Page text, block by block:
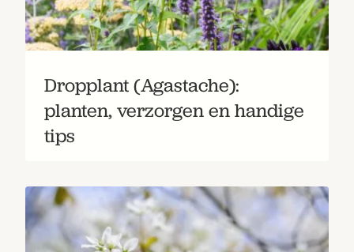
Dropplant (Agastache):
planten, verzorgen en handige
tips